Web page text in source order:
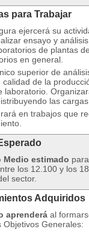
para Trabajar
ejercerá su
ensayo y
de plantas
en general.
superior de
calidad de la
laboratorio.
las
en trabajos que
Medio estimado
los 12.100 y los
sector.
Adquiridos
aprenderá al
Objetivos Generales: